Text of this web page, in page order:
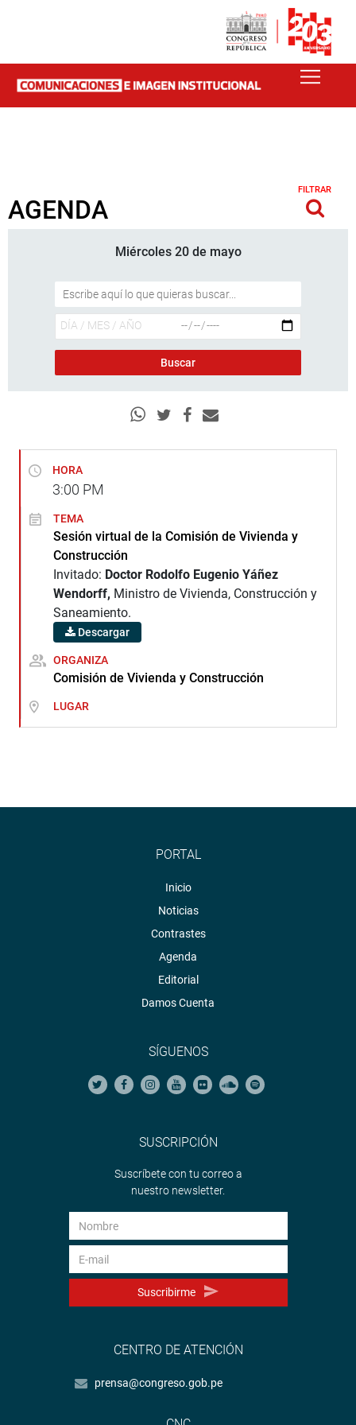
AGENDA
FILTRAR
Miércoles 20 de mayo
HORA
3:00 PM
TEMA
Sesión virtual de la Comisión de Vivienda y
Construcción
Invitado: Doctor Rodolfo Eugenio Yáñez
Wendorff, Ministro de Vivienda, Construcción y
Saneamiento.
Descargar
ORGANIZA
Comisión de Vivienda y Construcción
LUGAR
PORTAL
Inicio
Noticias
Contrastes
Agenda
Editorial
Damos Cuenta
SÍGUENOS
SUSCRIPCIÓN
Suscríbete con tu correo a
nuestro newsletter.
Suscribirme
CENTRO DE ATENCIÓN
prensa@congreso.gob.pe